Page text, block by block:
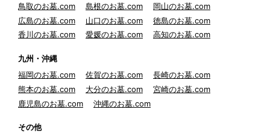
鳥取のお墓.com
島根のお墓.com
岡山のお墓.com
広島のお墓.com
山口のお墓.com
徳島のお墓.com
香川のお墓.com
愛媛のお墓.com 高知のお墓.com
九州・沖縄
福岡のお墓.com
佐賀のお墓.com
長崎のお墓.com
熊本のお墓.com
大分のお墓.com
宮崎のお墓.com
鹿児島のお墓.com
沖縄のお墓.com
その他